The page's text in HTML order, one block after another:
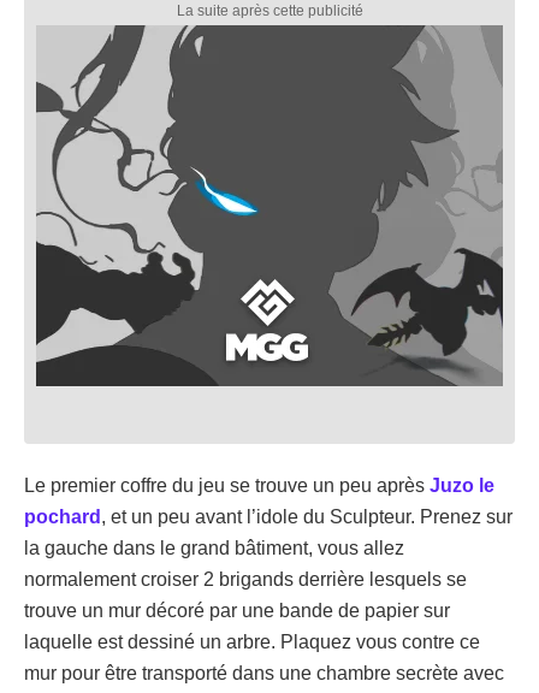
Le premier coffre du jeu se trouve un peu après Juzo le
pochard , et un peu avant l’idole du Sculpteur. Prenez sur
la gauche dans le grand bâtiment, vous allez
normalement croiser 2 brigands derrière lesquels se
trouve un mur décoré par une bande de papier sur
laquelle est dessiné un arbre. Plaquez vous contre ce
mur pour être transporté dans une chambre secrète avec